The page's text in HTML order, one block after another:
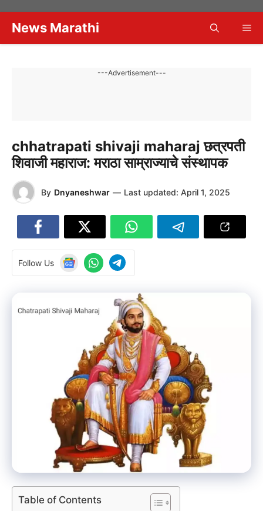
content
News Marathi
---Advertisement---
chhatrapati shivaji maharaj छत्रपती
शिवाजी महाराज: मराठा साम्राज्याचे संस्थापक
By Dnyaneshwar — Last updated: April 1, 2025
Follow Us
Table of Contents